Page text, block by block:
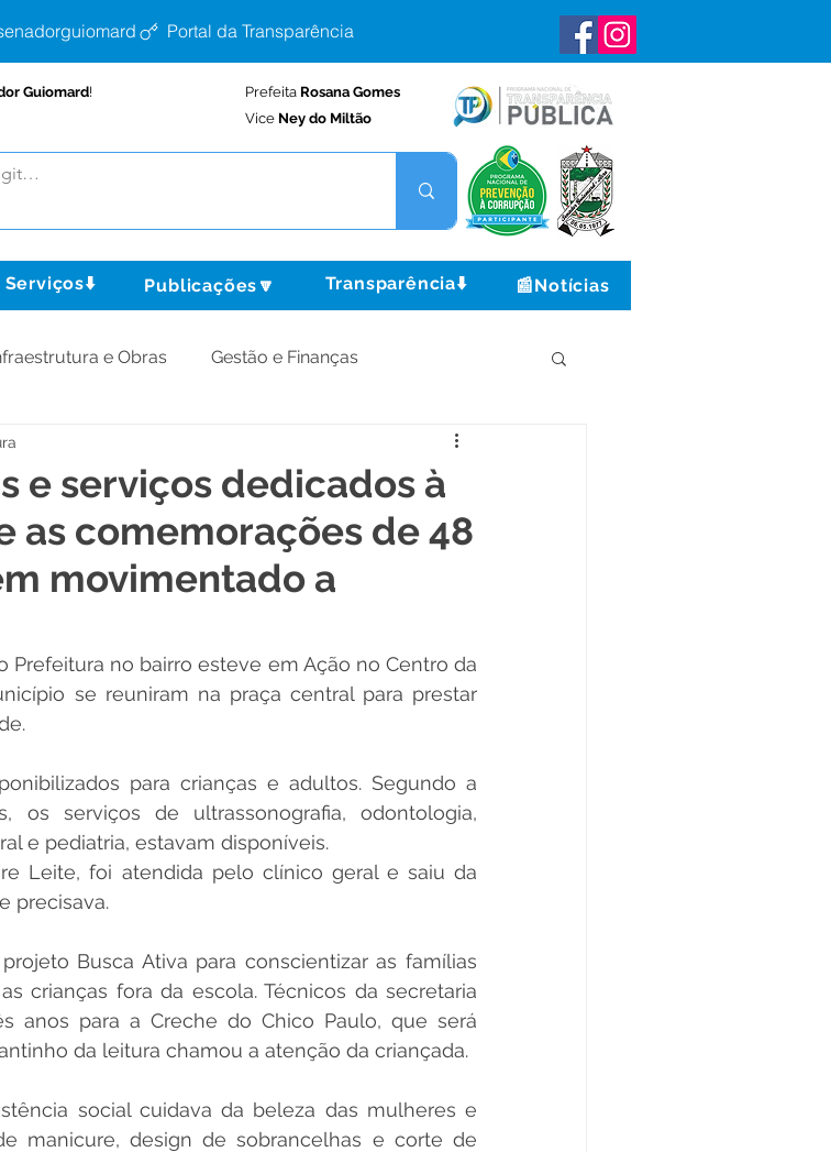
Portal da Transparência
Guiomard! Prefeita Rosana Gomes
Vice Ney do Miltão
Serviços⬇️ Publicações🔽 Transparência⬇️ 📰Notícias
e Obras Gestão e Finanças
Social Institucional e Governo
Nota de Pesar Campanhas Datas Comemorativas
e Transporte Defesa Civil ExpoQuinari 2025
2026
e serviços dedicados à
as comemorações de 48
movimentado a
Prefeitura no bairro esteve em Ação no Centro da
se reuniram na praça central para prestar
para crianças e adultos. Segundo a
os serviços de ultrassonografia, odontologia,
e pediatria, estavam disponíveis.
Leite, foi atendida pelo clínico geral e saiu da
precisava.
Busca Ativa para conscientizar as famílias
crianças fora da escola. Técnicos da secretaria
anos para a Creche do Chico Paulo, que será
da leitura chamou a atenção da criançada.
social cuidava da beleza das mulheres e
manicure, design de sobrancelhas e corte de